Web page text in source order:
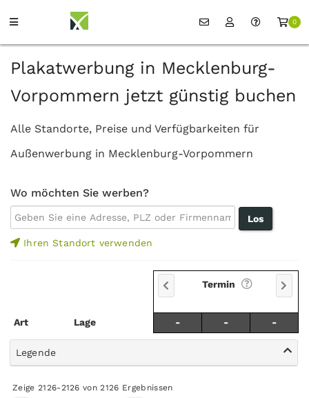
0
Plakatwerbung in Mecklenburg-
Vorpommern jetzt günstig buchen
Alle Standorte, Preise und Verfügbarkeiten für
Außenwerbung in Mecklenburg-Vorpommern
Wo möchten Sie werben?
Ihren Standort verwenden
Art Lage
Termin
- - -
Legende
Zeige 2126-2126 von 2126 Ergebnissen